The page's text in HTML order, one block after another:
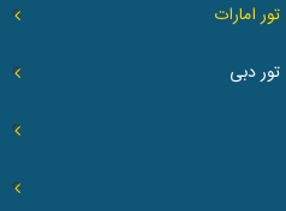
تور امارات
تور دبی